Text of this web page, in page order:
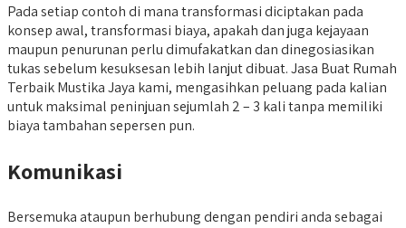
Pada setiap contoh di mana transformasi diciptakan pada
konsep awal, transformasi biaya, apakah dan juga kejayaan
maupun penurunan perlu dimufakatkan dan dinegosiasikan
tukas sebelum kesuksesan lebih lanjut dibuat. Jasa Buat Rumah
Terbaik Mustika Jaya kami, mengasihkan peluang pada kalian
untuk maksimal peninjuan sejumlah 2 – 3 kali tanpa memiliki
biaya tambahan sepersen pun.
Komunikasi
Bersemuka ataupun berhubung dengan pendiri anda sebagai